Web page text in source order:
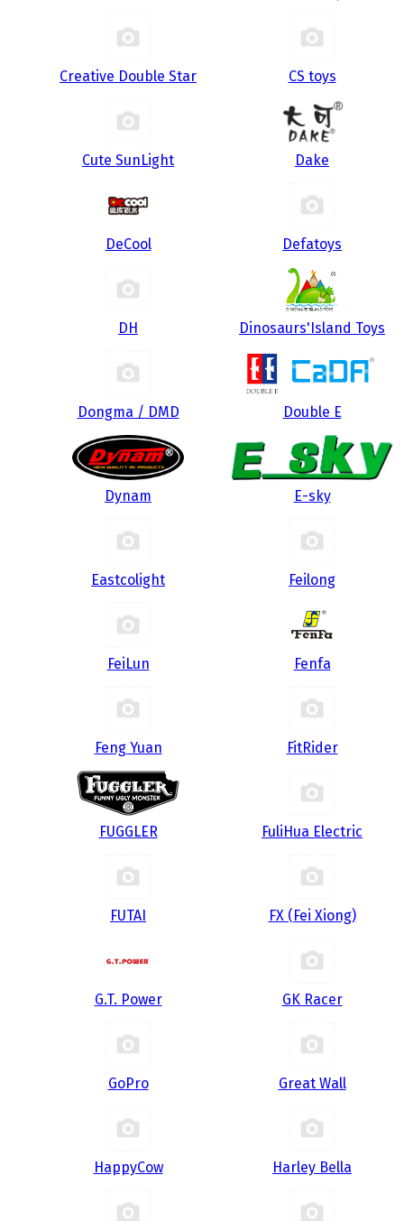
Creative Double Star CS toys
Cute SunLight Dake
DeCool Defatoys
DH Dinosaurs'Island Toys
Dongma / DMD Double E
Dynam E-sky
Eastcolight Feilong
FeiLun Fenfa
Feng Yuan FitRider
FUGGLER FuliHua Electric
FUTAI FX (Fei Xiong)
G.T. Power GK Racer
GoPro Great Wall
HappyCow Harley Bella